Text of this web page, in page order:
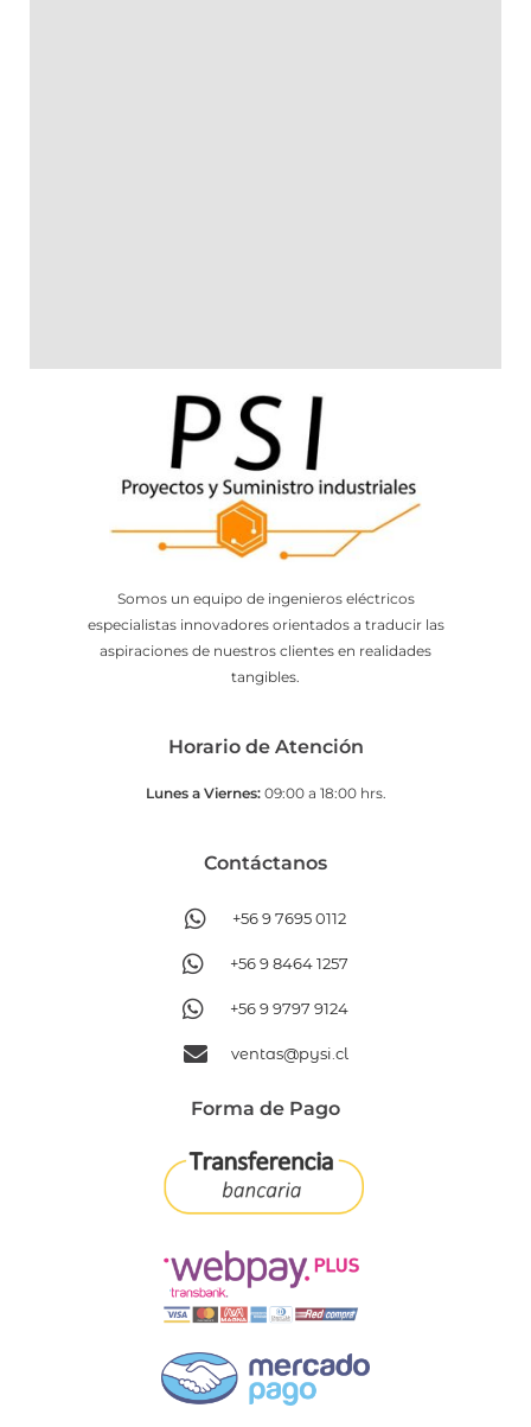
Somos un equipo de ingenieros eléctricos
especialistas innovadores orientados a traducir las
aspiraciones de nuestros clientes en realidades
tangibles.
Horario de Atención
Lunes a Viernes:09:00 a 18:00 hrs.
Contáctanos​
+56 9 7695 0112
+56 9 8464 1257
+56 9 9797 9124
ventas@pysi.cl
Forma de Pago